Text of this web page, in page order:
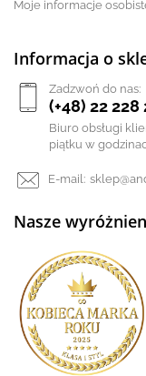
Moje informacje
Informacja o
Zadzwoń do nas:
(+48) 22 228
Biuro obsługi
piątku w
E-mail:
Nasze